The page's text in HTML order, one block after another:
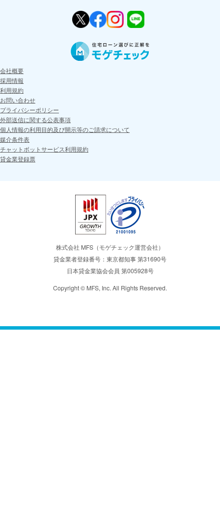
会社概要
採用情報
利用規約
お問い合わせ
プライバシーポリシー
外部送信に関する公表事項
個人情報の利用目的及び開示等のご請求について
媒介条件表
チャットボットサービス利用規約
貸金業登録票
株式会社 MFS（モゲチェック運営会社）
貸金業者登録番号：東京都知事 第31690号
日本貸金業協会会員 第005928号
Copyright © MFS, Inc. All Rights Reserved.